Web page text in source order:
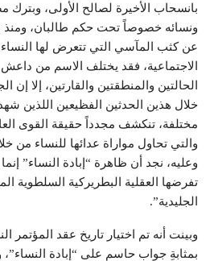
بانسحاب الأخيرة لصالح الأولى،
ونسائه خصوصاً تحت حكم طالبان، ومنذ
عن كثب المآسي التي تتعرض لها النساء
الاجتماعية، فقد يختلف الاسم من
الحالتين والمنطقتين والقارتين، إلا
خلال هذين الحدثين الفظيعين اللذين
مختلفة، تنكشف مجدداً حقيقة القوى
والتي تحاول مواراة عدائها للنساء من
وعليه، نجد أن ظاهرة “إبادة النساء”
تفرضها العقلية البطريركية السلطوية
الجليدية”.
وبينت أنه تم اختيار تاريخ عقد المؤتمر
بمثابةِ جواب حاسم على “إبادة النساء”،